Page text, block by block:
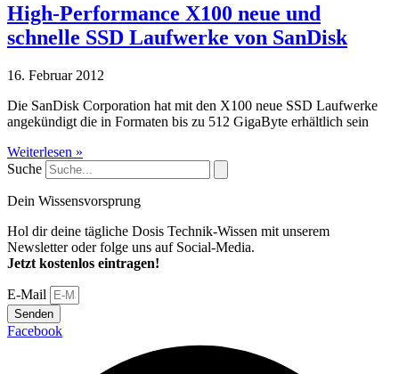
High-Performance X100 neue und
schnelle SSD Laufwerke von SanDisk
16. Februar 2012
Die SanDisk Corporation hat mit den X100 neue SSD Laufwerke
angekündigt die in Formaten bis zu 512 GigaByte erhältlich sein
Weiterlesen »
Suche
Dein Wissensvorsprung
Hol dir deine tägliche Dosis Technik-Wissen mit unserem
Newsletter oder folge uns auf Social-Media.
Jetzt kostenlos eintragen!
E-Mail
Senden
Facebook